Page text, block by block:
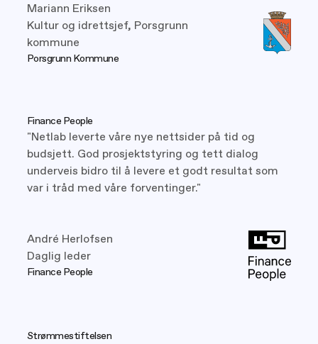
Mariann Eriksen
Kultur og idrettsjef, Porsgrunn
kommune
Porsgrunn Kommune
Finance People
"Netlab leverte våre nye nettsider på tid og
budsjett. God prosjektstyring og tett dialog
underveis bidro til å levere et godt resultat som
var i tråd med våre forventinger."
André Herlofsen
Daglig leder
Finance People
Strømmestiftelsen